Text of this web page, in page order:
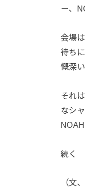
ー、
会場
待ち
慨深
それ
なシ
続く
（文